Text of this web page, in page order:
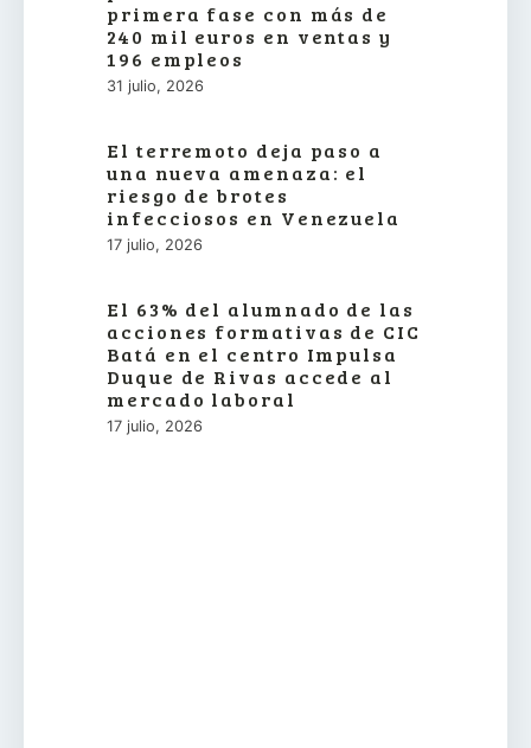
primera fase con más de
240 mil euros en ventas y
196 empleos
31 julio, 2026
El terremoto deja paso a
una nueva amenaza: el
riesgo de brotes
infecciosos en Venezuela
17 julio, 2026
El 63% del alumnado de las
acciones formativas de CIC
Batá en el centro Impulsa
Duque de Rivas accede al
mercado laboral
17 julio, 2026